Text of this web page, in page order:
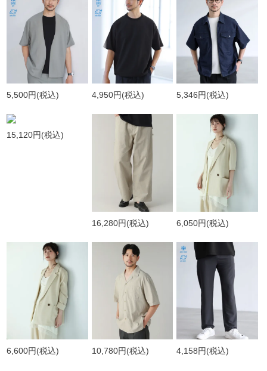
5,500円(税込) 4,950円(税込) 5,346円(税込)
15,120円(税込)
16,280円(税込) 6,050円(税込)
6,600円(税込) 10,780円(税込) 4,158円(税込)